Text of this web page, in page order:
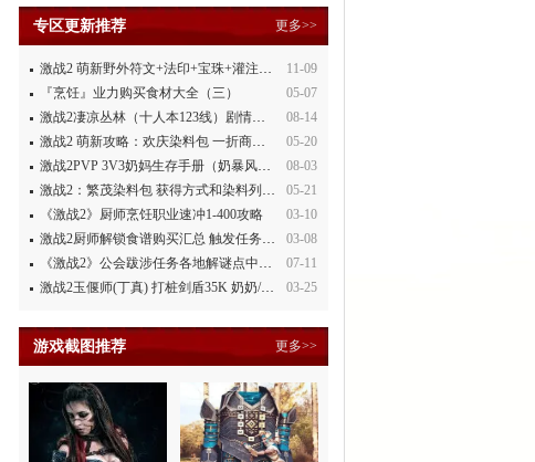
专区更新推荐 更多>>
11-09
激战2 萌新野外符文+法印+宝珠+灌注全讲解
05-07
『烹饪』业力购买食材大全（三）
08-14
激战2凄凉丛林（十人本123线）剧情整理
05-20
激战2 萌新攻略：欢庆染料包 一折商场買
08-03
激战2PVP 3V3奶妈生存手册（奶暴风、奶守护）
05-21
激战2：繁茂染料包 获得方式和染料列表
03-10
《激战2》厨师烹饪职业速冲1-400攻略
03-08
激战2厨师解锁食谱购买汇总 触发任务攻略
07-11
《激战2》公会跋涉任务各地解谜点中文攻略
03-25
激战2玉偃师(丁真) 打桩剑盾35K 奶奶/萌新都会玩
游戏截图推荐 更多>>